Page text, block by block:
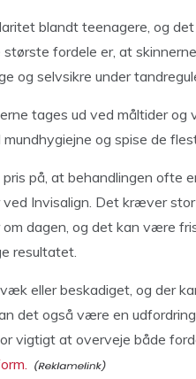
blandt teenagere, og
fordele er, at
og selvsikre under
tages ud ved måltider
og spise de
på, at behandlingen ofte
ved Invisalign. Det kræver
dagen, og det kan være
resultatet.
eller beskadiget, og der
det også være en
vigtigt at overveje både